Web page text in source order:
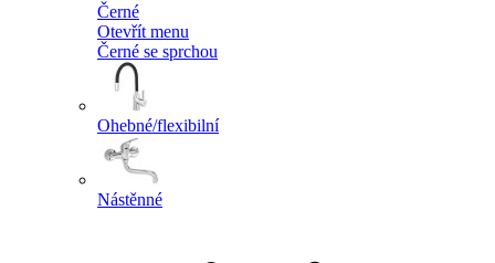
Černé
Otevřít menu
Černé se sprchou
Ohebné/flexibilní
Nástěnné